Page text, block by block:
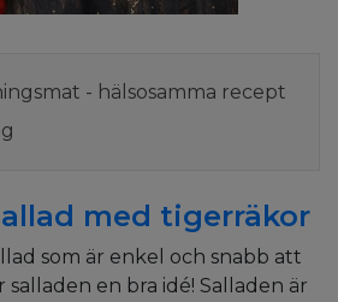
- hälsosamma recept
med tigerräkor
som är enkel och snabb att
salladen en bra idé! Salladen är